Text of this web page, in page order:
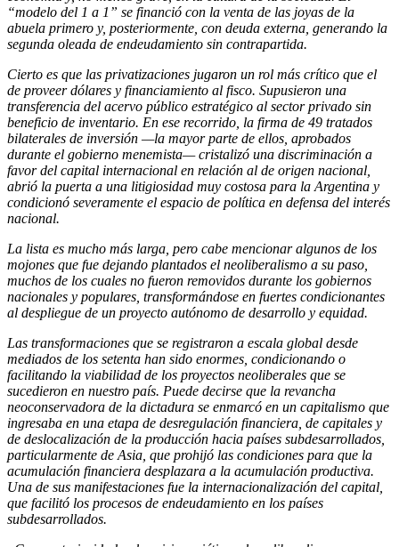
“modelo del 1 a 1” se financió con la venta de las joyas de la
abuela primero y, posteriormente, con deuda externa, generando la
segunda oleada de endeudamiento sin contrapartida.
Cierto es que las privatizaciones jugaron un rol más crítico que el
de proveer dólares y financiamiento al fisco. Supusieron una
transferencia del acervo público estratégico al sector privado sin
beneficio de inventario. En ese recorrido, la firma de 49 tratados
bilaterales de inversión —la mayor parte de ellos, aprobados
durante el gobierno menemista— cristalizó una discriminación a
favor del capital internacional en relación al de origen nacional,
abrió la puerta a una litigiosidad muy costosa para la Argentina y
condicionó severamente el espacio de política en defensa del interés
nacional.
La lista es mucho más larga, pero cabe mencionar algunos de los
mojones que fue dejando plantados el neoliberalismo a su paso,
muchos de los cuales no fueron removidos durante los gobiernos
nacionales y populares, transformándose en fuertes condicionantes
al despliegue de un proyecto autónomo de desarrollo y equidad.
Las transformaciones que se registraron a escala global desde
mediados de los setenta han sido enormes, condicionando o
facilitando la viabilidad de los proyectos neoliberales que se
sucedieron en nuestro país. Puede decirse que la revancha
neoconservadora de la dictadura se enmarcó en un capitalismo que
ingresaba en una etapa de desregulación financiera, de capitales y
de deslocalización de la producción hacia países subdesarrollados,
particularmente de Asia, que prohijó las condiciones para que la
acumulación financiera desplazara a la acumulación productiva.
Una de sus manifestaciones fue la internacionalización del capital,
que facilitó los procesos de endeudamiento en los países
subdesarrollados.